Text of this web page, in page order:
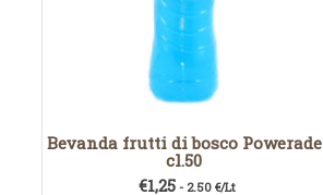
Bevanda frutti di bosco Powerade
cl.50
€1,25- 2.50 €/Lt